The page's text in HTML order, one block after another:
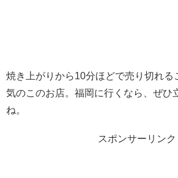
焼き上がりから10分ほどで売り切れる
気のこのお店。福岡に行くなら、ぜひ
ね。
スポンサーリンク